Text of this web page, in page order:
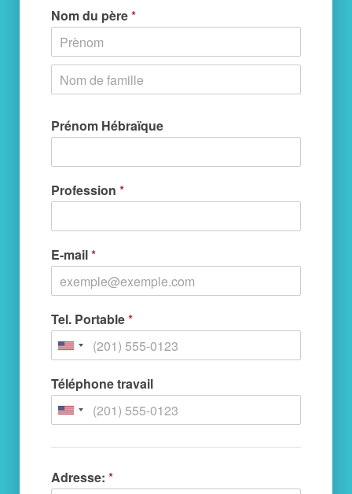
Nom du père*
Prénom Hébraïque
Profession *
E-mail*
Tel. Portable*
Téléphone travail
Adresse: *